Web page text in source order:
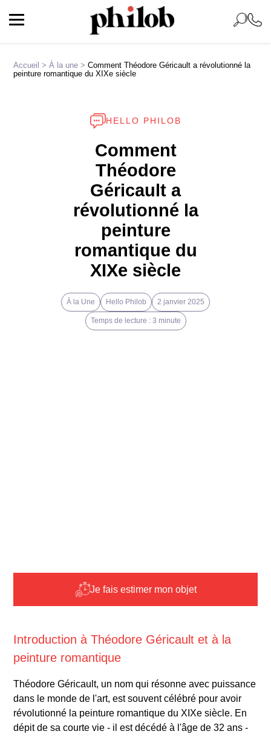
Accueil >À la une >Comment Théodore Géricault a révolutionné la
peinture romantique du XIXe siècle
HELLO PHILOB
Comment
Théodore
Géricault a
révolutionné la
peinture
romantique du
XIXe siècle
À la Une Hello Philob 2 janvier 2025
Temps de lecture : 3 minute
Je fais estimer mon objet
Introduction à Théodore Géricault et à la
peinture romantique
Théodore Géricault, un nom qui résonne avec puissance
dans le monde de l'art, est souvent célébré pour avoir
révolutionné la peinture romantique du XIXe siècle. En
dépit de sa courte vie - il est décédé à l'âge de 32 ans -